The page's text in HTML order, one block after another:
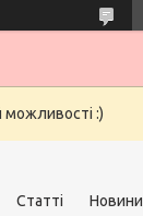
можливості :)
Статті Новини